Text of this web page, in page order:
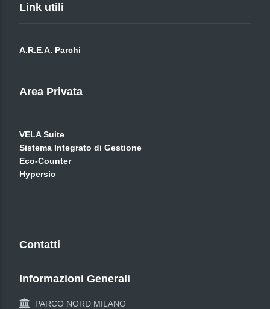
Link utili
A.R.E.A. Parchi
Area Privata
VELA Suite
Sistema Integrato di Gestione
Eco-Counter
Hypersic
Contatti
Informazioni Generali
PARCO NORD MILANO